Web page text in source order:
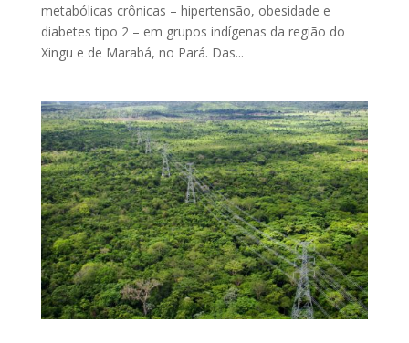
metabólicas crônicas – hipertensão, obesidade e
diabetes tipo 2 – em grupos indígenas da região do
Xingu e de Marabá, no Pará. Das...